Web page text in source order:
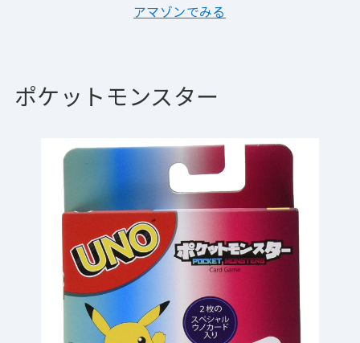
アマゾンでみる
ポケットモンスター